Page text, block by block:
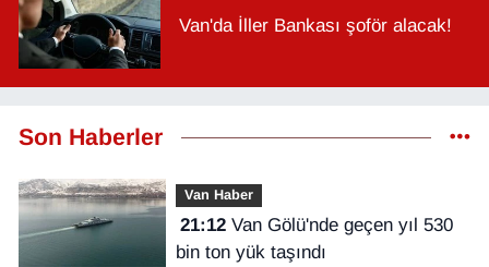
Van'da İller Bankası şoför alacak!
Son Haberler
Van Haber
21:12Van Gölü'nde geçen yıl 530
bin ton yük taşındı